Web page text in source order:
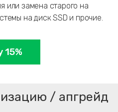
или замена старого на
на диск SSD и прочие.
15%
/ апгрейд